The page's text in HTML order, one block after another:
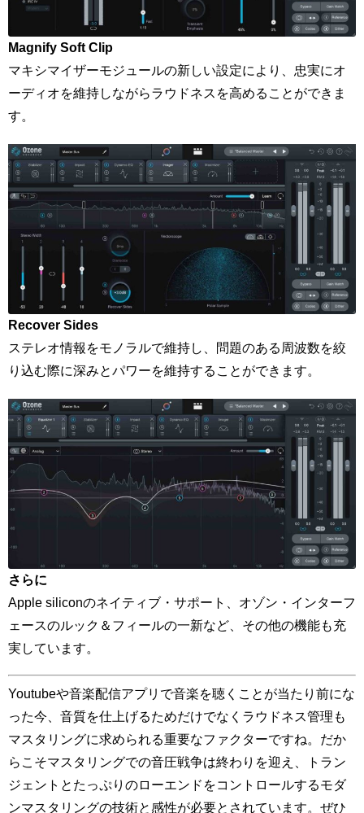
Magnify Soft Clip
マキシマイザーモジュールの新しい設定により、忠実にオ
ーディオを維持しながらラウドネスを高めることができま
す。
Recover Sides
ステレオ情報をモノラルで維持し、問題のある周波数を絞
り込む際に深みとパワーを維持することができます。
さらに
Apple siliconのネイティブ・サポート、オゾン・インターフ
ェースのルック＆フィールの一新など、その他の機能も充
実しています。
Youtubeや音楽配信アプリで音楽を聴くことが当たり前にな
った今、音質を仕上げるためだけでなくラウドネス管理も
マスタリングに求められる重要なファクターですね。だか
らこそマスタリングでの音圧戦争は終わりを迎え、トラン
ジェントとたっぷりのローエンドをコントロールするモダ
ンマスタリングの技術と感性が必要とされています。ぜひ